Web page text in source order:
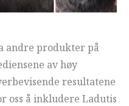
andre produkter på
av høy
resultatene
oss å inkludere Ladutis